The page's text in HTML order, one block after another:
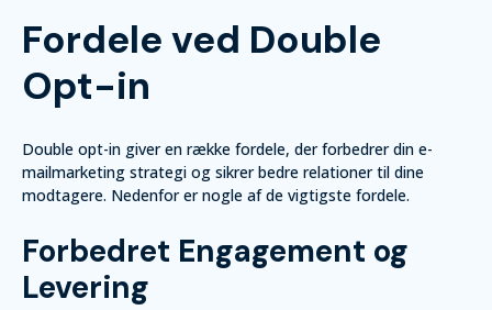
Fordele ved Double
Opt-in
Double opt-in giver en række fordele, der forbedrer din e-
mailmarketing strategi og sikrer bedre relationer til dine
modtagere. Nedenfor er nogle af de vigtigste fordele.
Forbedret Engagement og
Levering